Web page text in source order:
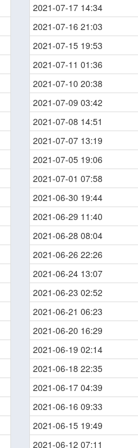
2021-07-17 14:34
2021-07-16 21:03
2021-07-15 19:53
2021-07-11 01:36
2021-07-10 20:38
2021-07-09 03:42
2021-07-08 14:51
2021-07-07 13:19
2021-07-05 19:06
2021-07-01 07:58
2021-06-30 19:44
2021-06-29 11:40
2021-06-28 08:04
2021-06-26 22:26
2021-06-24 13:07
2021-06-23 02:52
2021-06-21 06:23
2021-06-20 16:29
2021-06-19 02:14
2021-06-18 22:35
2021-06-17 04:39
2021-06-16 09:33
2021-06-15 19:49
2021-06-12 07:11